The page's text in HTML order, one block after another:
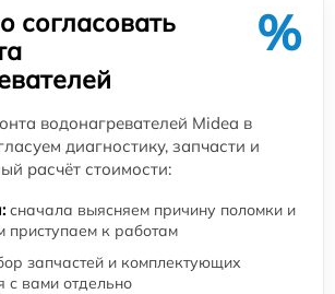
согласовать
%
водонагревателей Midea в
диагностику, запчасти и
расчёт стоимости:
сначала выясняем причину поломки и
приступаем к работам
запчастей и комплектующих
с вами отдельно